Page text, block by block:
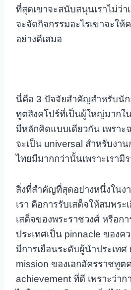
ที่สุดเขาจะสนับสนุนเราไม่ว่า
จะจัดกิจกรรมอะไรเขาจะให้
อย่างดีเสมอ
นี่คือ 3 ปัจจัยสำคัญสำหรับนั
ทูตสิงคโปร์ที่เป็นผู้ใหญ่มากใ
มีหลักคิดแบบเดียวกัน เพราะ
จะเป็น universal สำหรับงา
ไทยมีมากกว่านั้นเพราะเรามี
สิ่งที่สำคัญที่สุดอย่างหนึ่งในง
เรา คือการรับเสด็จให้สมพระ
เสด็จของพระราชวงศ์ หรือก
ประเทศเป็น pinnacle ของค
มีการเยือนระดับผู้นำประเทศ
mission ของเอกอัครราชทูต
achievement ที่ดี เพราะว่าก